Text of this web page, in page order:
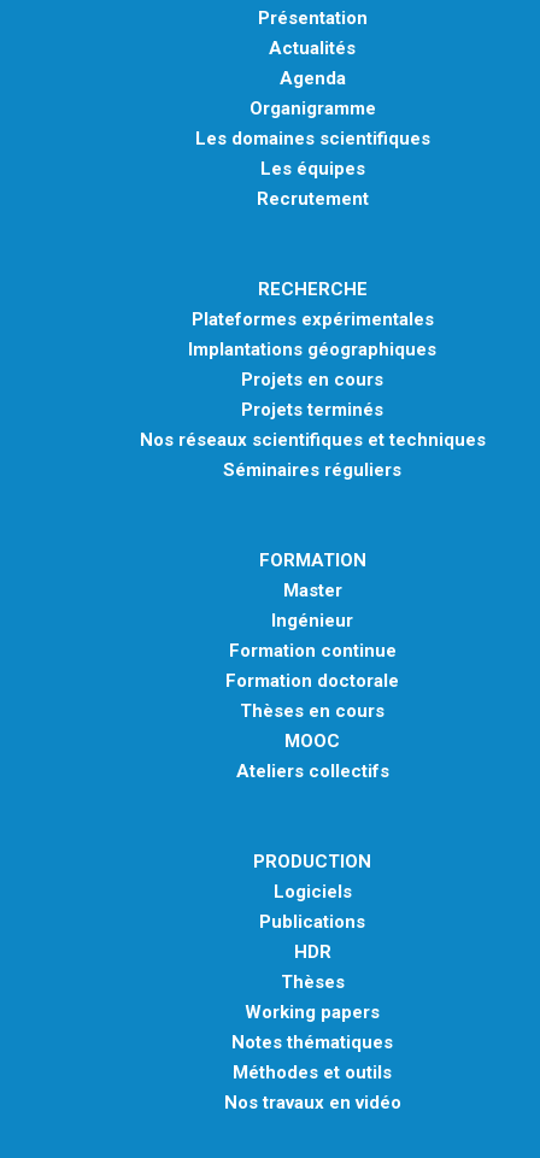
Présentation
Actualités
Agenda
Organigramme
Les domaines scientifiques
Les équipes
Recrutement
RECHERCHE
Plateformes expérimentales
Implantations géographiques
Projets en cours
Projets terminés
Nos réseaux scientifiques et techniques
Séminaires réguliers
FORMATION
Master
Ingénieur
Formation continue
Formation doctorale
Thèses en cours
MOOC
Ateliers collectifs
PRODUCTION
Logiciels
Publications
HDR
Thèses
Working papers
Notes thématiques
Méthodes et outils
Nos travaux en vidéo